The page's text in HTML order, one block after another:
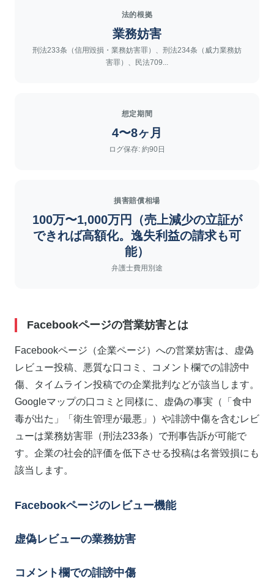
法的根拠
業務妨害
刑法233条（信用毀損・業務妨害罪）、刑法234条（威力業務妨
害罪）、民法709...
想定期間
4〜8ヶ月
ログ保存: 約90日
損害賠償相場
100万〜1,000万円（売上減少の立証が
できれば高額化。逸失利益の請求も可
能）
弁護士費用別途
Facebookページの営業妨害とは
Facebookページ（企業ページ）への営業妨害は、虚偽
レビュー投稿、悪質な口コミ、コメント欄での誹謗中
傷、タイムライン投稿での企業批判などが該当します。
Googleマップの口コミと同様に、虚偽の事実（「食中
毒が出た」「衛生管理が最悪」）や誹謗中傷を含むレビ
ューは業務妨害罪（刑法233条）で刑事告訴が可能で
す。企業の社会的評価を低下させる投稿は名誉毀損にも
該当します。
Facebookページのレビュー機能
虚偽レビューの業務妨害
コメント欄での誹謗中傷